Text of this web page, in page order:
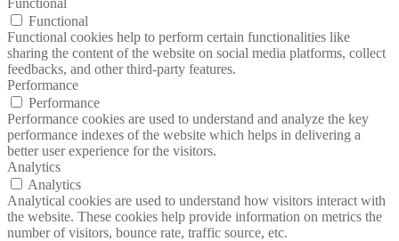
Functional
Functional cookies help to perform certain functionalities like
sharing the content of the website on social media platforms, collect
feedbacks, and other third-party features.
Performance
Performance
Performance cookies are used to understand and analyze the key
performance indexes of the website which helps in delivering a
better user experience for the visitors.
Analytics
Analytics
Analytical cookies are used to understand how visitors interact with
the website. These cookies help provide information on metrics the
number of visitors, bounce rate, traffic source, etc.